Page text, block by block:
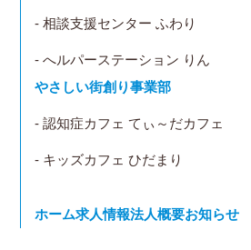
- 相談支援センター ふわり
- へルパーステーション りん
やさしい街創り事業部
- 認知症カフェ てぃ～だカフェ
- キッズカフェ ひだまり
ホーム求人情報法人概要お知らせ